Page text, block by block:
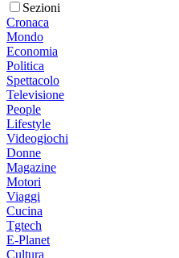
Sezioni
Cronaca
Mondo
Economia
Politica
Spettacolo
Televisione
People
Lifestyle
Videogiochi
Donne
Magazine
Motori
Viaggi
Cucina
Tgtech
E-Planet
Cultura